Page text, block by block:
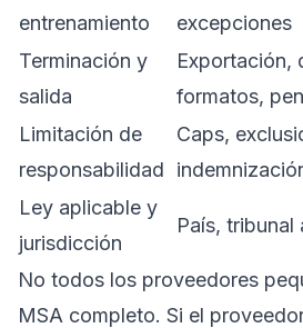
entrenamiento
excepciones
Terminación y
salida
Exportación,
formatos,
Limitación de
responsabilidad
Caps,
Ley aplicable y
jurisdicción
País, tribunal
No todos los proveedores
MSA completo. Si el